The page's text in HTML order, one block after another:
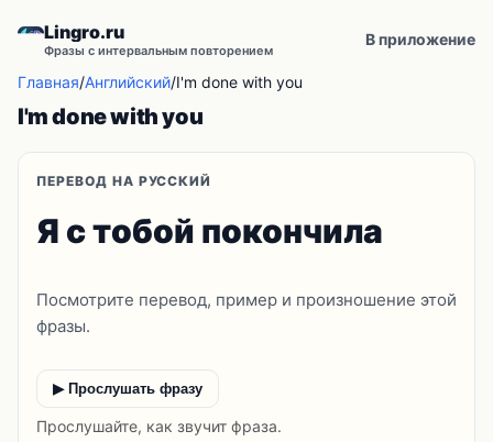
Lingro.ru
Фразы с интервальным повторением
В приложение
Главная/Английский/I'm done with you
I'm done with you
ПЕРЕВОД НА РУССКИЙ
Я с тобой покончила
Посмотрите перевод, пример и произношение этой
фразы.
▶ Прослушать фразу
Прослушайте, как звучит фраза.